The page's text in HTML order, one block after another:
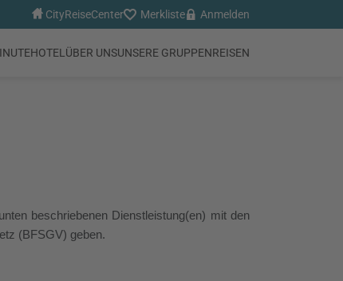
CityReiseCenter Merkliste Anmelden
HOTEL ÜBER UNSUNSERE GRUPPENREISEN
beschriebenen Dienstleistung(en) mit den
(BFSGV) geben.